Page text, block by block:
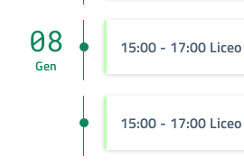
15:00 - 17:00
08
Gen
15:00 - 17:00